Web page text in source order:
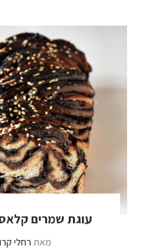
עוגת שמרים
מאת רחלי